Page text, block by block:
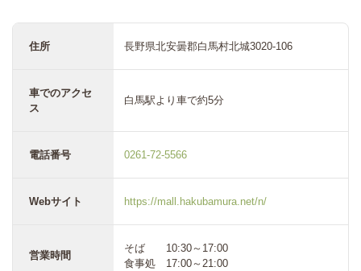
住所 長野県北安曇郡白馬村北城3020-106
車でのアクセ
ス
白馬駅より車で約5分
電話番号 0261-72-5566
Webサイト https://mall.hakubamura.net/n/
営業時間
そば 10:30～17:00
食事処 17:00～21:00